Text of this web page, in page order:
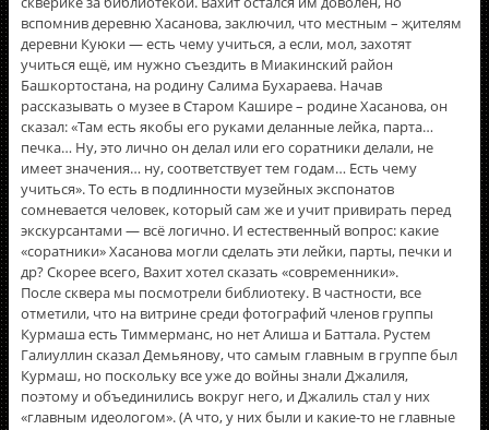
вспомнив деревню Хасанова, заключил, что местным – җителям
деревни Куюки — есть чему учиться, а если, мол, захотят
учиться ещё, им нужно съездить в Миакинский район
Башкортостана, на родину Салима Бухараева. Начав
рассказывать о музее в Старом Кашире – родине Хасанова, он
сказал: «Там есть якобы его руками деланные лейка, парта…
печка… Ну, это лично он делал или его соратники делали, не
имеет значения… ну, соответствует тем годам… Есть чему
учиться». То есть в подлинности музейных экспонатов
сомневается человек, который сам же и учит привирать перед
экскурсантами — всё логично. И естественный вопрос: какие
«соратники» Хасанова могли сделать эти лейки, парты, печки и
др? Скорее всего, Вахит хотел сказать «современники».
После сквера мы посмотрели библиотеку. В частности, все
отметили, что на витрине среди фотографий членов группы
Курмаша есть Тиммерманс, но нет Алиша и Баттала. Рустем
Галиуллин сказал Демьянову, что самым главным в группе был
Курмаш, но поскольку все уже до войны знали Джалиля,
поэтому и объединились вокруг него, и Джалиль стал у них
«главным идеологом». (А что, у них были и какие-то не главные